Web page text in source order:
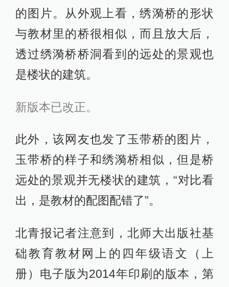
的图片。从外观上看，绣漪桥的形状
与教材里的桥很相似，而且放大后，
透过绣漪桥桥洞看到的远处的景观也
是楼状的建筑。
新版本已改正。
此外，该网友也发了玉带桥的图片，
玉带桥的样子和绣漪桥相似，但是桥
远处的景观并无楼状的建筑，“对比看
出，是教材的配图配错了”。
北青报记者注意到，北师大出版社基
础教育教材网上的四年级语文（上
册）电子版为2014年印刷的版本，第